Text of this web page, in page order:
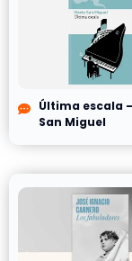
Última escala
San Miguel